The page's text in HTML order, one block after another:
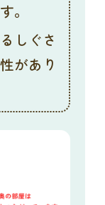
。
しぐさ
があり